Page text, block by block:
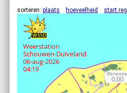
sorteren: plaats hoeveelheid start